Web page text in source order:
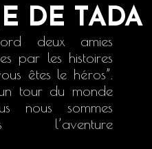
DE TADA
deux amies
par les histoires
êtes le héros”.
tour du monde
nous sommes
l’aventure